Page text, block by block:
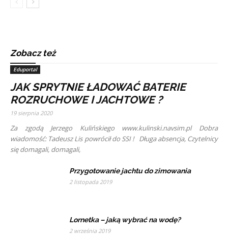
Zobacz też
Eduportal
JAK SPRYTNIE ŁADOWAĆ BATERIE
ROZRUCHOWE I JACHTOWE ?
19 sierpnia 2020
Za zgodą Jerzego Kulińskiego www.kulinski.navsim.pl Dobra
wiadomość: Tadeusz Lis powrócił do SSI ! Długa absencja, Czytelnicy
się domagali, domagali,
Przygotowanie jachtu do zimowania
2 listopada 2019
Lornetka – jaką wybrać na wodę?
2 września 2019